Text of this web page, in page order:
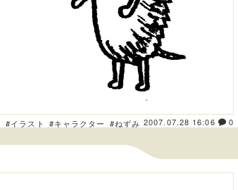
#イラスト #キャラクター #ねずみ 2007.07.28 16:06 0